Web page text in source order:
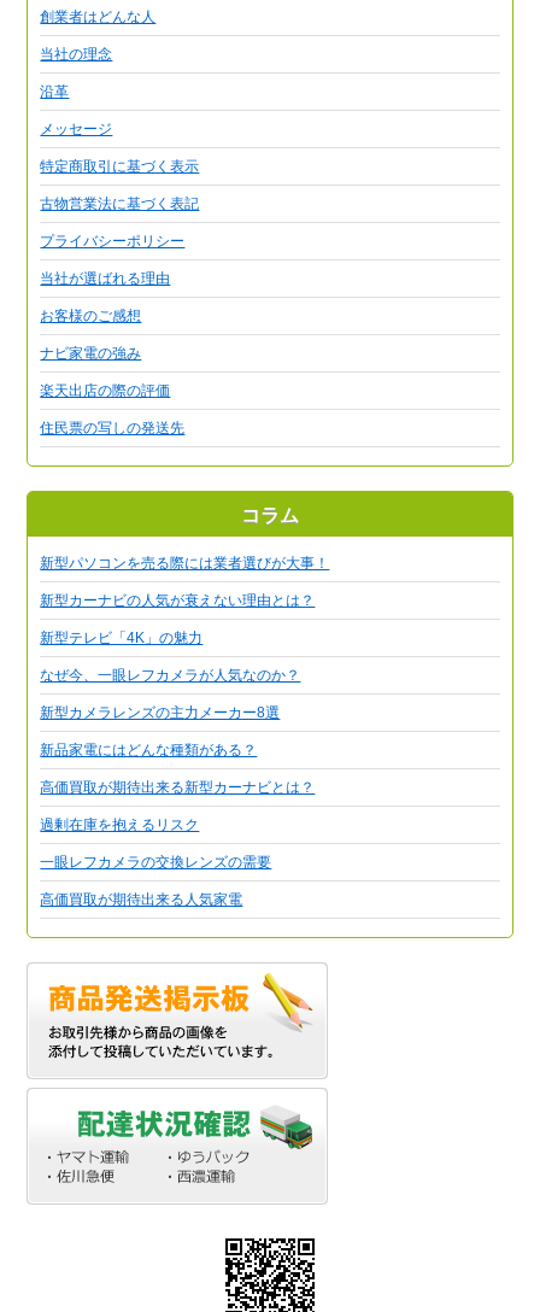
創業者はどんな人
当社の理念
沿革
メッセージ
特定商取引に基づく表示
古物営業法に基づく表記
プライバシーポリシー
当社が選ばれる理由
お客様のご感想
ナビ家電の強み
楽天出店の際の評価
住民票の写しの発送先
コラム
新型パソコンを売る際には業者選びが大事！
新型カーナビの人気が衰えない理由とは？
新型テレビ「4K」の魅力
なぜ今、一眼レフカメラが人気なのか？
新型カメラレンズの主力メーカー8選
新品家電にはどんな種類がある？
高価買取が期待出来る新型カーナビとは？
過剰在庫を抱えるリスク
一眼レフカメラの交換レンズの需要
高価買取が期待出来る人気家電